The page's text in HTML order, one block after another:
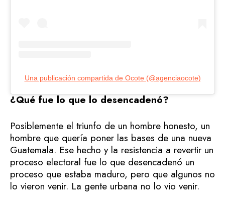
Una publicación compartida de Ocote (@agenciaocote)
¿Qué fue lo que lo desencadenó?
Posiblemente el triunfo de un hombre honesto, un
hombre que quería poner las bases de una nueva
Guatemala. Ese hecho y la resistencia a revertir un
proceso electoral fue lo que desencadenó un
proceso que estaba maduro, pero que algunos no
lo vieron venir. La gente urbana no lo vio venir.